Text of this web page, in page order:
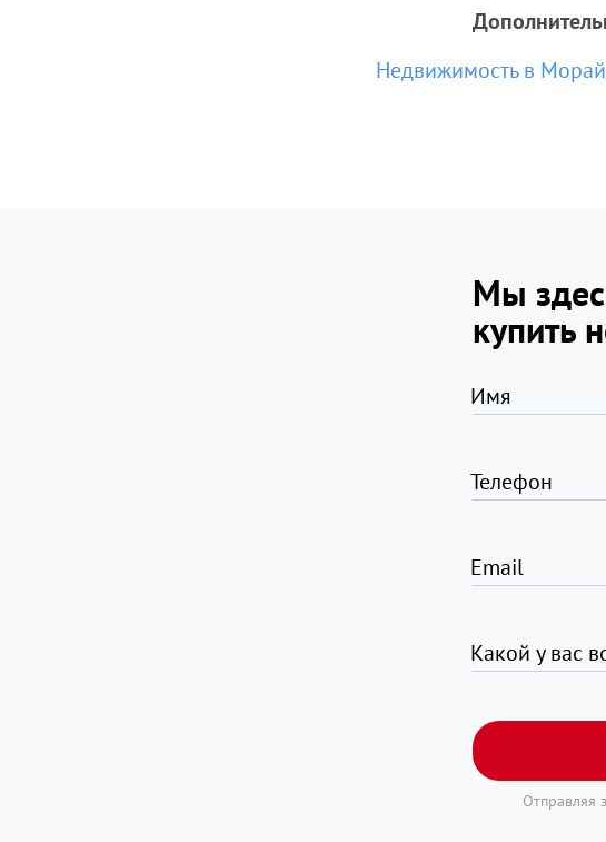
Недвижимость в
Мы
купить
Имя
Телефон
Email
Какой у вас
Отправляя